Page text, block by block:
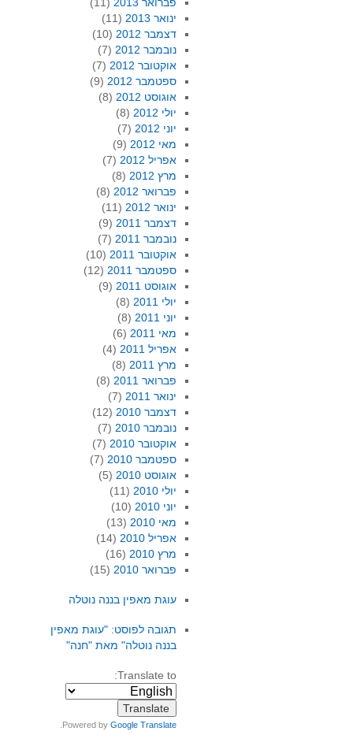
ינואר 2013
(11)
דצמבר 2012
(10)
נובמבר 2012
(7)
אוקטובר 2012
(7)
ספטמבר 2012
(9)
אוגוסט 2012
(8)
יולי 2012
(8)
יוני 2012
(7)
מאי 2012
(9)
אפריל 2012
(7)
מרץ 2012
(8)
פברואר 2012
(8)
ינואר 2012
(11)
דצמבר 2011
(9)
נובמבר 2011
(7)
אוקטובר 2011
(10)
ספטמבר 2011
(12)
אוגוסט 2011
(9)
יולי 2011
(8)
יוני 2011
(8)
מאי 2011
(6)
אפריל 2011
(4)
מרץ 2011
(8)
פברואר 2011
(8)
ינואר 2011
(7)
דצמבר 2010
(12)
נובמבר 2010
(7)
אוקטובר 2010
(7)
ספטמבר 2010
(7)
אוגוסט 2010
(5)
יולי 2010
(11)
יוני 2010
(10)
מאי 2010
(13)
אפריל 2010
(14)
מרץ 2010
(16)
פברואר 2010
(15)
עוגת מאפין בננה נוטלה
תגובה לפוסט: "עוגת מאפין
בננה נוטלה" מאת "חנה"
Translate to:
Powered byGoogle Translate